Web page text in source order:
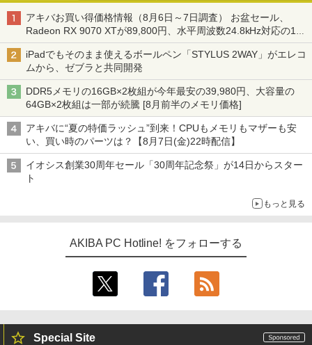
アキバお買い得価格情報（8月6日～7日調査） お盆セール、
Radeon RX 9070 XTが89,800円、水平周波数24.8kHz対応の17
型モニターが9,801円、暑さ指数連動セール ほか
iPadでもそのまま使えるボールペン「STYLUS 2WAY」がエレコ
ムから、ゼブラと共同開発
DDR5メモリの16GB×2枚組が今年最安の39,980円、大容量の
64GB×2枚組は一部が続騰 [8月前半のメモリ価格]
アキバに“夏の特価ラッシュ”到来！CPUもメモリもマザーも安
い、買い時のパーツは？【8月7日(金)22時配信】
イオシス創業30周年セール「30周年記念祭」が14日からスター
ト
もっと見る
AKIBA PC Hotline! をフォローする
Special Site